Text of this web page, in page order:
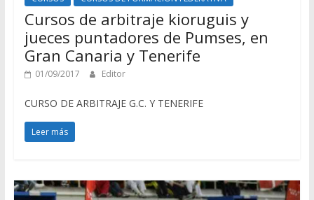
Cursos de arbitraje kioruguis y
jueces puntadores de Pumses, en
Gran Canaria y Tenerife
01/09/2017 Editor
CURSO DE ARBITRAJE G.C. Y TENERIFE
Leer más